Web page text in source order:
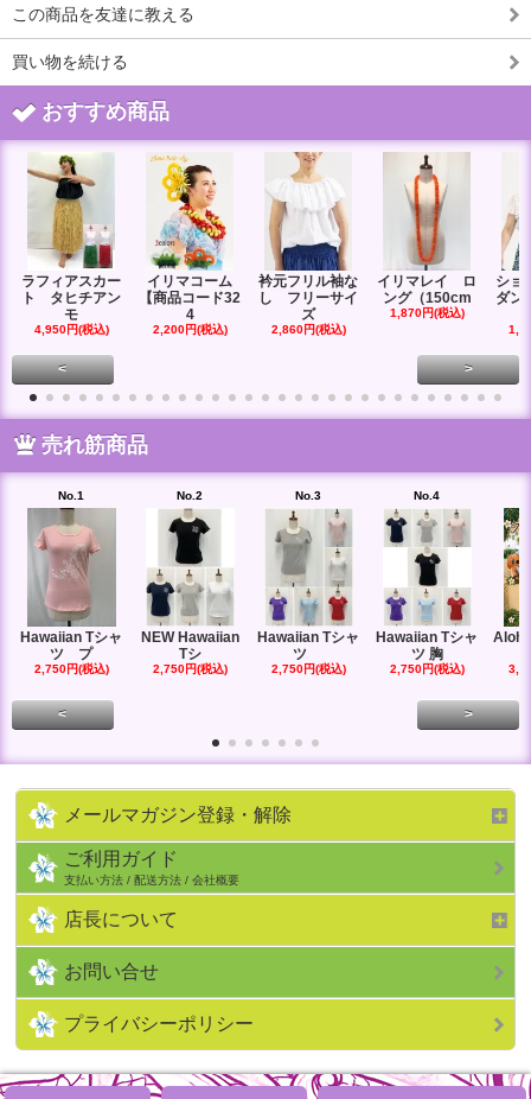
この商品を友達に教える
買い物を続ける
おすすめ商品
ラフィアスカー
ト タヒチアン
モ
4,950円(税込)
イリマコーム
【商品コード32
4
2,200円(税込)
衿元フリル袖な
し フリーサイ
ズ
2,860円(税込)
イリマレイ ロ
ング（150cm
1,870円(税込)
ショ
ダン
< >
売れ筋商品
No.1
Hawaiian Tシャ
ツ プ
2,750円(税込)
No.2
NEW Hawaiian
Tシ
2,750円(税込)
No.3
Hawaiian Tシャ
ツ
2,750円(税込)
No.4
Hawaiian Tシャ
ツ 胸
2,750円(税込)
< >
メールマガジン登録・解除
ご利用ガイド
支払い方法 / 配送方法 / 会社概要
店長について
お問い合せ
プライバシーポリシー